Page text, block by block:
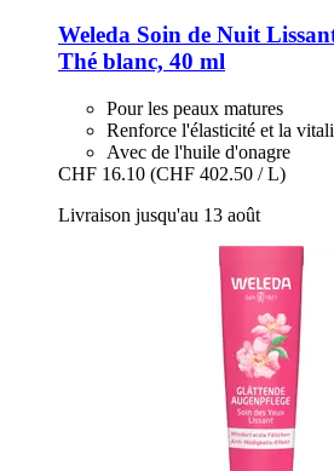
Weleda Soin de Nuit
Thé blanc, 40 ml
Pour les peaux matures
Renforce l'élasticité et la
Avec de l'huile d'onagre
CHF 16.10 (CHF 402.50 / L)
Livraison jusqu'au 13 août